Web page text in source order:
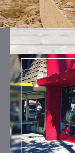
PECORINO
Ingredienti:
stagionato,